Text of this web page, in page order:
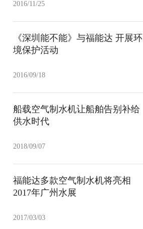
2016/11/25
《深圳能不能》与福能达 开展环
境保护活动
2016/09/18
船载空气制水机让船舶告别补给
供水时代
2018/09/07
福能达多款空气制水机将亮相
2017年广州水展
2017/03/03